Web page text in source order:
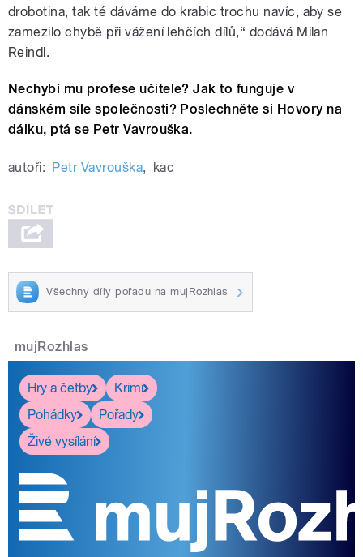
drobotina, tak té dáváme do krabic trochu navíc, aby se
zamezilo chybě při vážení lehčích dílů,“ dodává Milan
Reindl.
Nechybí mu profese učitele? Jak to funguje v
dánském síle společnosti? Poslechněte si Hovory na
dálku, ptá se Petr Vavrouška.
autoři: Petr Vavrouška, kac
Všechny díly pořadu na mujRozhlas
mujRozhlas
Hry a četby
Krimi
Pohádky
Pořady
Živé vysílání